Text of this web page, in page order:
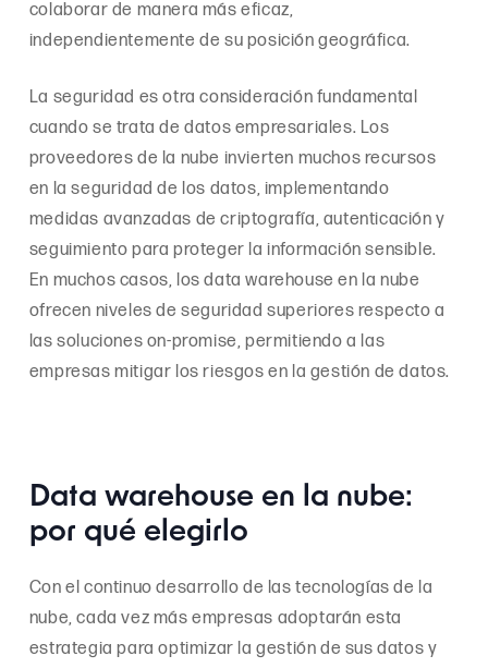
colaborar de manera más eficaz,
independientemente de su posición geográfica.
La seguridad es otra consideración fundamental
cuando se trata de datos empresariales. Los
proveedores de la nube invierten muchos recursos
en la seguridad de los datos, implementando
medidas avanzadas de criptografía, autenticación y
seguimiento para proteger la información sensible.
En muchos casos, los data warehouse en la nube
ofrecen niveles de seguridad superiores respecto a
las soluciones on-promise, permitiendo a las
empresas mitigar los riesgos en la gestión de datos.
Data warehouse en la nube:
por qué elegirlo
Con el continuo desarrollo de las tecnologías de la
nube, cada vez más empresas adoptarán esta
estrategia para optimizar la gestión de sus datos y